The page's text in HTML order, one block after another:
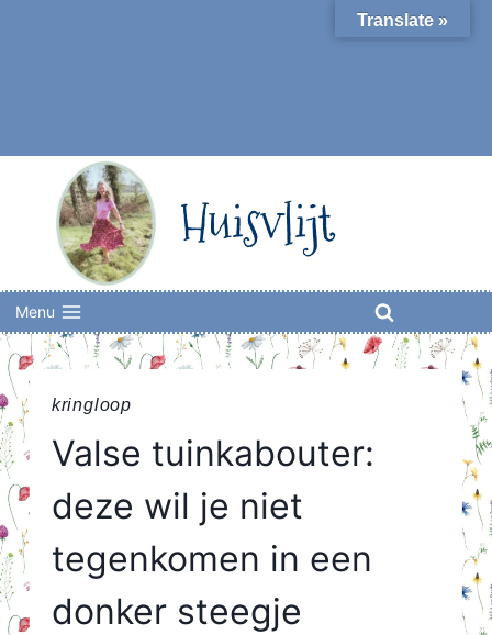
Huisvlijt
Menu
kringloop
Valse tuinkabouter:
deze wil je niet
tegenkomen in een
donker steegje
Translate »